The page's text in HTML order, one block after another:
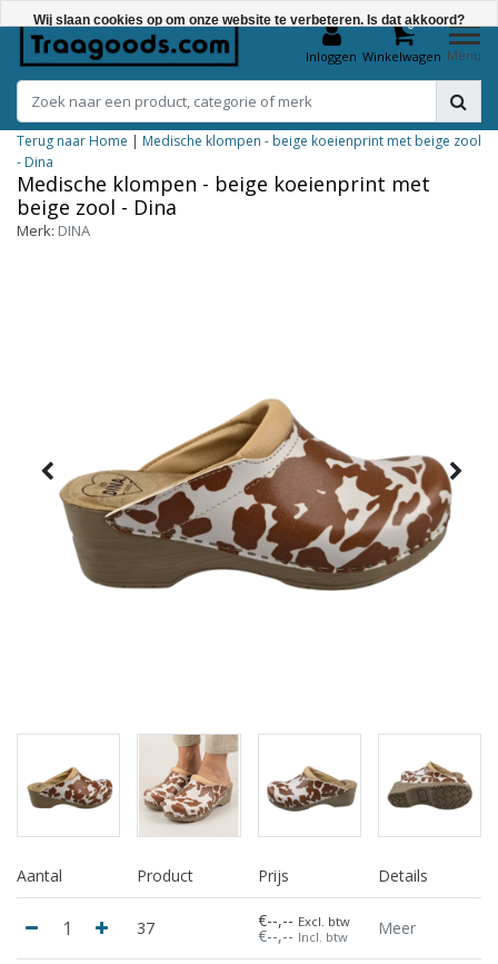
Inloggen
0
Winkelwagen Menu
Terug naar Home | Medische klompen - beige koeienprint met beige zool
- Dina
Medische klompen - beige koeienprint met
beige zool - Dina
Merk: DINA
Aantal Product Prijs Details
37 €--,-- Excl. btw
€--,-- Incl. btw Meer
Wij slaan cookies op om onze website te verbeteren. Is dat akkoord?
Nee
Meer over cookies »